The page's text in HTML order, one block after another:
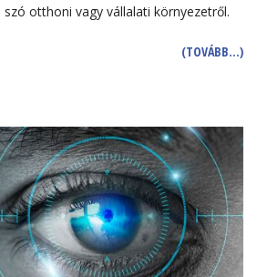
otthoni vagy vállalati környezetről.
(TOVÁBB…)